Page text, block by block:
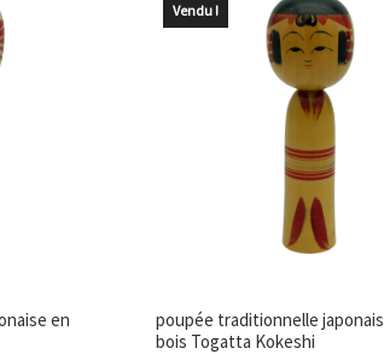
en
Vendu !
poupée traditionnelle
bois Togatta Kokeshi